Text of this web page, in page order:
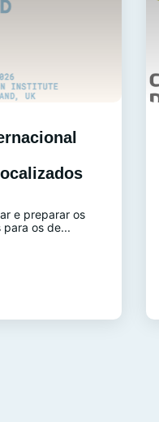
e preparar os
para os de...